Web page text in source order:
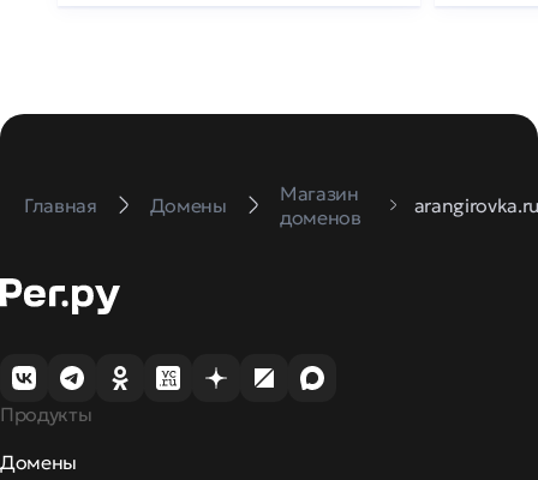
Главная Домены
Магазин
доменов
Продукты
Домены